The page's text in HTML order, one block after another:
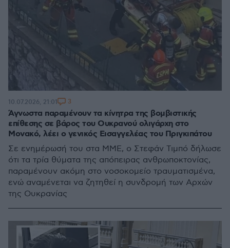
Άγνωστα παραμένουν τα κίνητρα της βομβιστικής
επίθεσης σε βάρος του Ουκρανού ολιγάρχη στο
Μονακό, λέει ο γενικός Εισαγγελέας του Πριγκιπάτου
Σε ενημέρωσή του στα ΜΜΕ, ο Στεφάν Τιμπό δήλωσε
ότι τα τρία θύματα της απόπειρας ανθρωποκτονίας,
παραμένουν ακόμη στο νοσοκομείο τραυματισμένα,
ενώ αναμένεται να ζητηθεί η συνδρομή των Αρχών
της Ουκρανίας
10.07.2026, 21:01 3